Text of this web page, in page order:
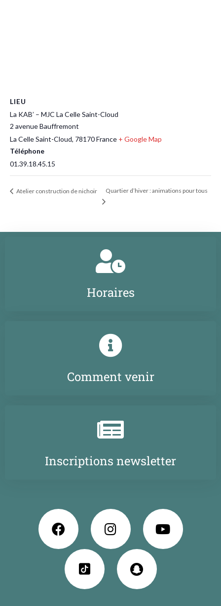
LIEU
La KAB’ – MJC La Celle Saint-Cloud
2 avenue Bauffremont
La Celle Saint-Cloud, 78170France + Google Map
Téléphone
01.39.18.45.15
Atelier construction de nichoir Quartier d’hiver : animations pour tous
Horaires
Comment venir
Inscriptions newsletter